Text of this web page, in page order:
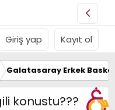
Giriş yap Kayıt ol
Galatasaray Erkek
konustu???